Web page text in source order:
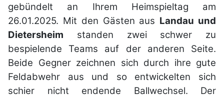
gebündelt an Ihrem Heimspieltag am
26.01.2025. Mit den Gästen aus Landau und
Dietersheim standen zwei schwer zu
bespielende Teams auf der anderen Seite.
Beide Gegner zeichnen sich durch ihre gute
Feldabwehr aus und so entwickelten sich
schier nicht endende Ballwechsel. Der